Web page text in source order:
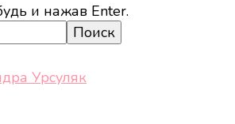
и нажав Enter.
Урсуляк